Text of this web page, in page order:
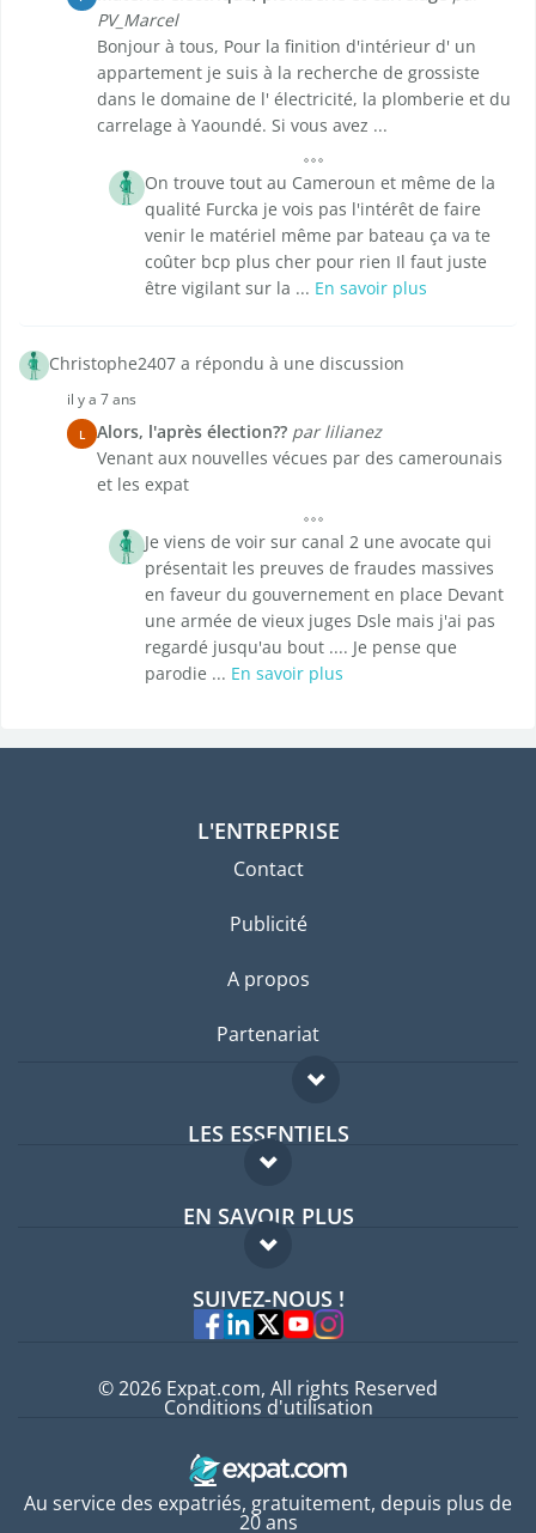
PV_Marcel
Bonjour à tous, Pour la finition d'intérieur d' un
appartement je suis à la recherche de grossiste
dans le domaine de l' électricité, la plomberie et du
carrelage à Yaoundé. Si vous avez ...
On trouve tout au Cameroun et même de la
qualité Furcka je vois pas l'intérêt de faire
venir le matériel même par bateau ça va te
coûter bcp plus cher pour rien Il faut juste
être vigilant sur la ... En savoir plus
Christophe2407 a répondu à une discussion
il y a 7 ans
L Alors, l'après élection?? par lilianez
Venant aux nouvelles vécues par des camerounais
et les expat
Je viens de voir sur canal 2 une avocate qui
présentait les preuves de fraudes massives
en faveur du gouvernement en place Devant
une armée de vieux juges Dsle mais j'ai pas
regardé jusqu'au bout .... Je pense que
parodie ... En savoir plus
L'ENTREPRISE
Contact
Publicité
A propos
Partenariat
LES ESSENTIELS
Forum expatriés
Guides pays
EN SAVOIR PLUS
FAQ
Experts
SUIVEZ-NOUS !
Au service des expatriés, gratuitement, depuis plus de
20 ans
© 2026 Expat.com, All rights Reserved
Conditions d'utilisation